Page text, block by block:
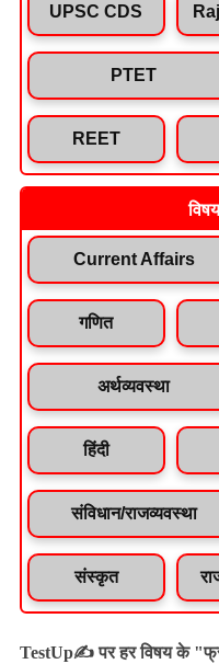
UPSC CDS
PTET
REET
Current Affairs
गणित
अर्थव्यवस्था
हिंदी
संविधान/राजव्यवस्था
संस्कृत
TestUp✍️ पर हर विषय के